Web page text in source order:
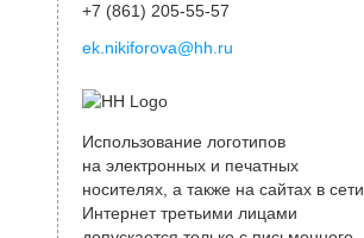
+7 (861) 205-55-57
ek.nikiforova@hh.ru
Использование логотипов
на электронных и печатных
носителях, а также на сайтах в сети
Интернет третьими лицами